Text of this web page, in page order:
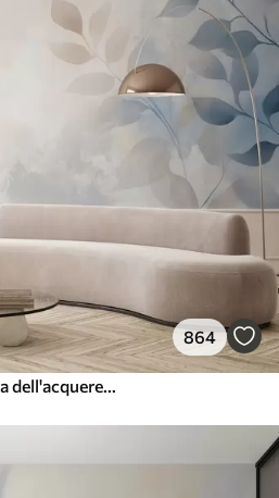
864